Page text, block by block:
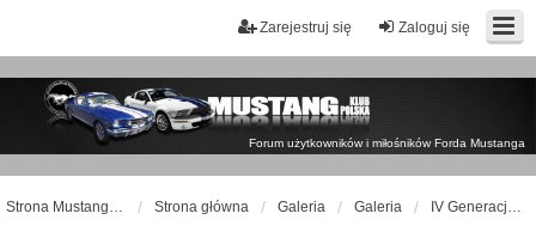
Zaloguj się
Zarejestruj się
Forum użytkowników i miłośników Forda Mustanga
Strona Mustangklub.pl Strona główna Galeria Galeria IV Generacja (1994-2004)